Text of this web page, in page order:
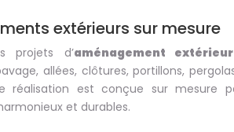
extérieurs sur mesure
projets d’aménagement
allées, clôtures, portillons,
réalisation est conçue sur mesure
et durables.